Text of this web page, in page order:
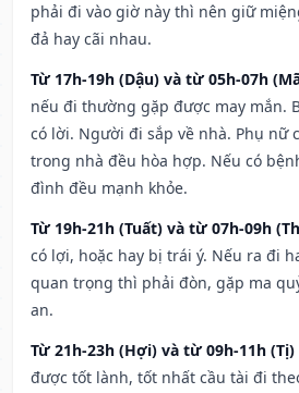
phải đi vào giờ này thì nên giữ
đả hay cãi nhau.
Từ 17h-19h (Dậu) và từ 05h-07h
nếu đi thường gặp được may mắn.
có lời. Người đi sắp về nhà. Phụ nữ
trong nhà đều hòa hợp. Nếu có
đình đều mạnh khỏe.
Từ 19h-21h (Tuất) và từ 07h-09h
có lợi, hoặc hay bị trái ý. Nếu ra đi
quan trọng thì phải đòn, gặp ma
an.
Từ 21h-23h (Hợi) và từ 09h-11h (Tị)
được tốt lành, tốt nhất cầu tài đi